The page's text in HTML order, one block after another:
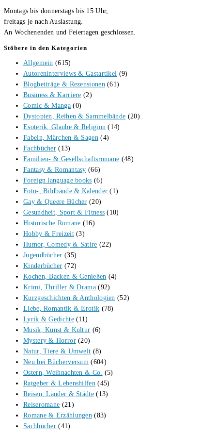
Montags bis donnerstags bis 15 Uhr,
freitags je nach Auslastung.
An Wochenenden und Feiertagen geschlossen.
Stöbere in den Kategorien
Allgemein (615)
Autoreninterviews & Gastartikel (9)
Blogbeiträge & Rezensionen (61)
Business & Karriere (2)
Comic & Manga (0)
Dystopien, Reihen & Sammelbände (20)
Esoterik, Glaube & Religion (14)
Fabeln, Märchen & Sagen (4)
Fachbücher (13)
Familien- & Gesellschaftsromane (48)
Fantasy & Romantasy (66)
Foreign language books (6)
Foto-, Bildbände & Kalender (1)
Gay & Queere Bücher (20)
Gesundheit, Sport & Fitness (10)
Historische Romane (16)
Hobby & Freizeit (3)
Humor, Comedy & Satire (22)
Jugendbücher (35)
Kinderbücher (72)
Kochen, Backen & Genießen (4)
Krimi, Thriller & Drama (92)
Kurzgeschichten & Anthologien (52)
Liebe, Romantik & Erotik (78)
Lyrik & Gedichte (11)
Musik, Kunst & Kultur (6)
Mystery & Horror (20)
Natur, Tiere & Umwelt (8)
Neu bei Bücherversum (604)
Ostern, Weihnachten & Co. (5)
Ratgeber & Lebenshilfen (45)
Reisen, Länder & Städte (13)
Reiseromane (21)
Romane & Erzählungen (83)
Sachbücher (41)